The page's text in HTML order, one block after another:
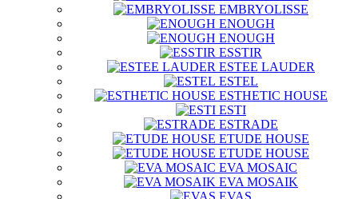
EMBRYOLISSE
ENOUGH
ENOUGH
ESSTIR
ESTEE LAUDER
ESTEL
ESTHETIC HOUSE
ESTI
ESTRADE
ETUDE HOUSE
ETUDE HOUSE
EVA MOSAIC
EVA MOSAIK
EVAS